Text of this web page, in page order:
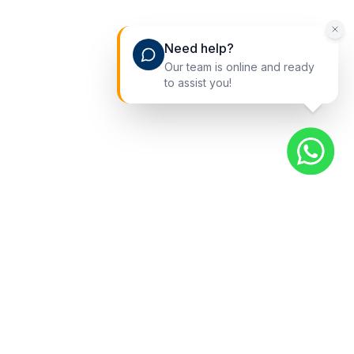
Need help?
Our team is online and ready
to assist you!